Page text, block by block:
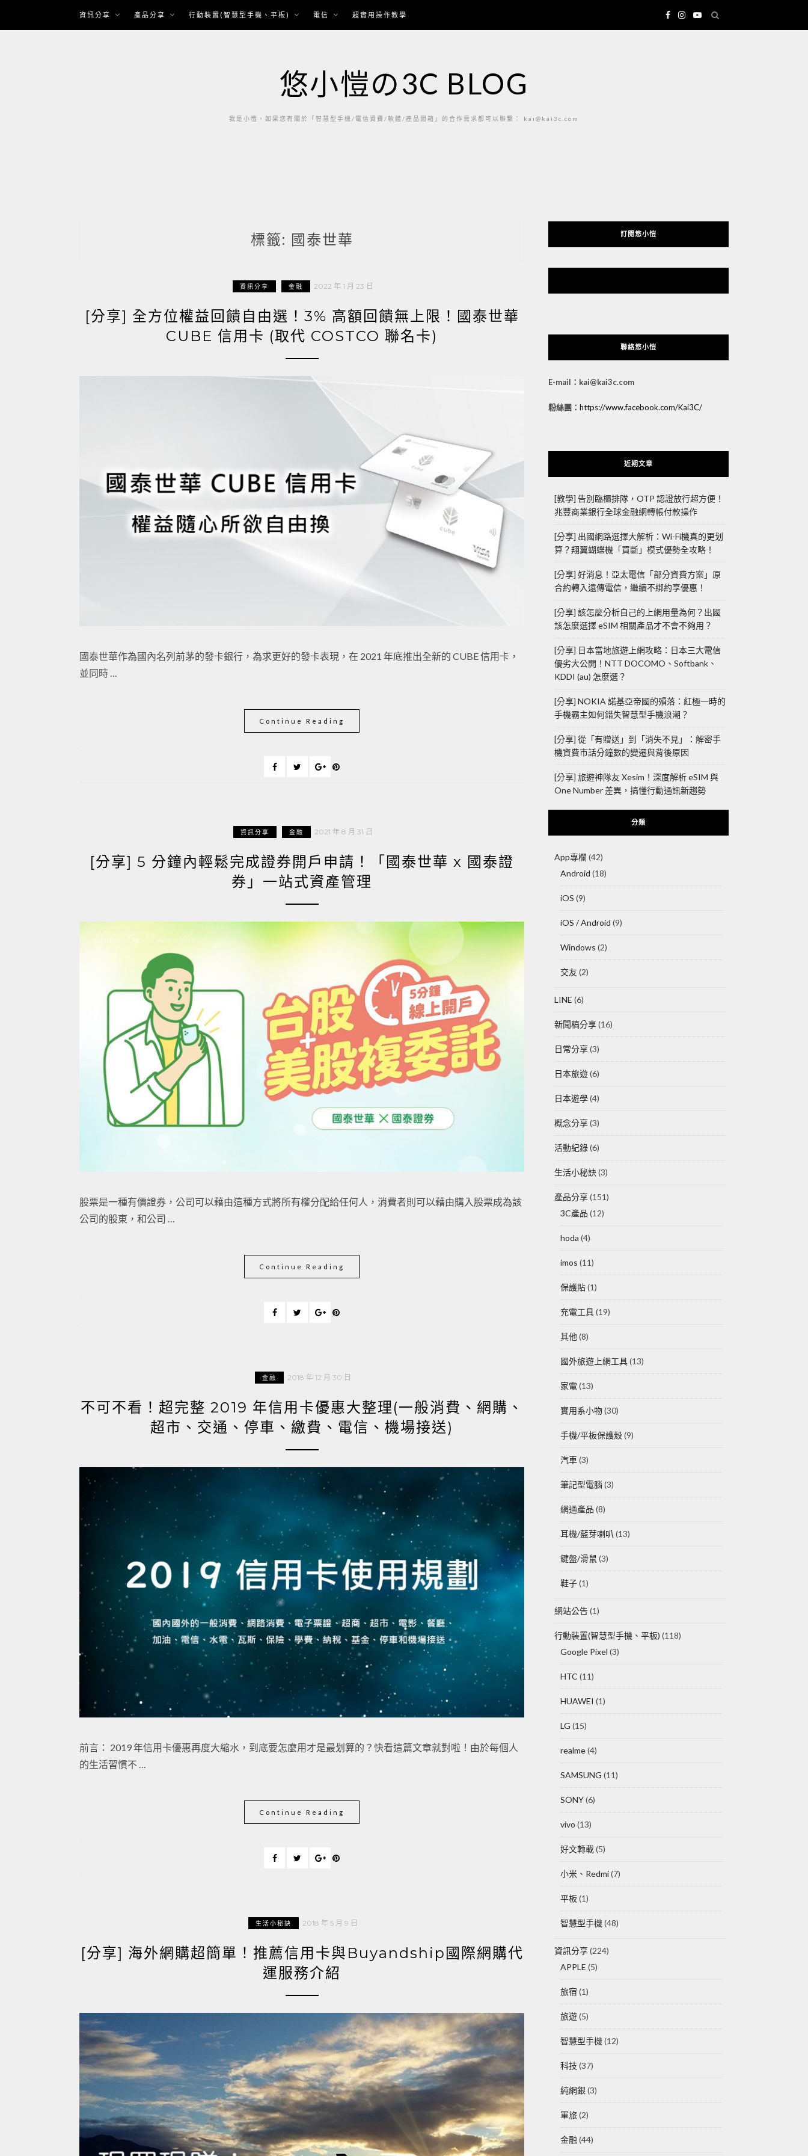
content
資訊分享 產品分享 行動裝置(智慧型手機、平板) 電信 超實用操作教學
悠小愷の3C BLOG
我是小愷，如果您有關於「智慧型手機/電信資費/軟體/產品開箱」的合作需求都可以聯繫： kai@kai3c.com
標籤: 國泰世華
資訊分享 金融 2022 年 1 月 23 日
[分享] 全方位權益回饋自由選！3% 高額回饋無上限！國泰世華
CUBE 信用卡 (取代 COSTCO 聯名卡)
國泰世華作為國內名列前茅的發卡銀行，為求更好的發卡表現，在 2021 年底推出全新的 CUBE 信用卡，
並同時 …
Continue Reading
資訊分享 金融 2021 年 8 月 31 日
[分享] 5 分鐘內輕鬆完成證券開戶申請！「國泰世華 x 國泰證
券」一站式資產管理
股票是一種有價證券，公司可以藉由這種方式將所有權分配給任何人，消費者則可以藉由購入股票成為該
公司的股東，和公司 …
Continue Reading
金融 2018 年 12 月 30 日
不可不看！超完整 2019 年信用卡優惠大整理(一般消費、網購、
超市、交通、停車、繳費、電信、機場接送)
前言： 2019 年信用卡優惠再度大縮水，到底要怎麼用才是最划算的？快看這篇文章就對啦！由於每個人
的生活習慣不 …
Continue Reading
生活小秘訣 2018 年 5 月 9 日
[分享] 海外網購超簡單！推薦信用卡與Buyandship國際網購代
運服務介紹
訂閱悠小愷
聯絡悠小愷
E-mail：kai@kai3c.com
粉絲團： https://www.facebook.com/Kai3C/
近期文章
[教學] 告別臨櫃排隊，OTP 認證放行超方便！
兆豐商業銀行全球金融網轉帳付款操作
[分享] 出國網路選擇大解析：Wi-Fi機真的更划
算？翔翼蝴蝶機「買斷」模式優勢全攻略！
[分享] 好消息！亞太電信「部分資費方案」原
合約轉入遠傳電信，繼續不綁約享優惠！
[分享] 該怎麼分析自己的上網用量為何？出國
該怎麼選擇 eSIM 相關產品才不會不夠用？
[分享] 日本當地旅遊上網攻略：日本三大電信
優劣大公開！NTT DOCOMO、Softbank、
KDDI (au) 怎麼選？
[分享] NOKIA 諾基亞帝國的殞落：紅極一時的
手機霸主如何錯失智慧型手機浪潮？
[分享] 從「有贈送」到「消失不見」：解密手
機資費市話分鐘數的變遷與背後原因
[分享] 旅遊神隊友 Xesim！深度解析 eSIM 與
One Number 差異，搞懂行動通訊新趨勢
分類
App專欄 (42)
Android (18)
iOS (9)
iOS / Android (9)
Windows (2)
交友 (2)
LINE (6)
新聞稿分享(16)
日常分享(3)
日本旅遊(6)
日本遊學(4)
概念分享(3)
活動紀錄(6)
生活小秘訣(3)
產品分享(151)
3C產品 (12)
hoda (4)
imos (11)
保護貼(1)
充電工具(19)
其他 (8)
國外旅遊上網工具(13)
家電 (13)
實用系小物(30)
手機/平板保護殼(9)
汽車 (3)
筆記型電腦(3)
網通產品 (8)
耳機/藍芽喇叭 (13)
鍵盤/滑鼠 (3)
鞋子(1)
網站公告(1)
行動裝置(智慧型手機、平板) (118)
Google Pixel (3)
HTC (11)
HUAWEI (1)
LG (15)
realme(4)
SAMSUNG (11)
SONY(6)
vivo (13)
好文轉載(5)
小米、Redmi(7)
平板(1)
智慧型手機 (48)
資訊分享(224)
APPLE (5)
旅宿 (1)
旅遊(5)
智慧型手機 (12)
科技 (37)
純網銀 (3)
軍旅(2)
金融 (44)